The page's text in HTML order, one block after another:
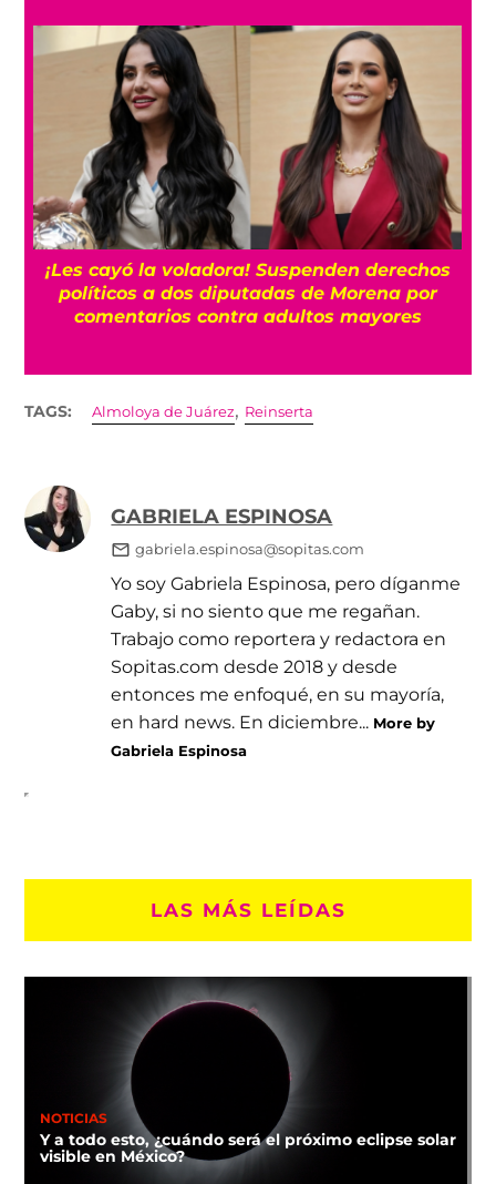
¡Les cayó la voladora! Suspenden derechos
políticos a dos diputadas de Morena por
comentarios contra adultos mayores
TAGS: Almoloya de Juárez, Reinserta
GABRIELA ESPINOSA
gabriela.espinosa@sopitas.com
Yo soy Gabriela Espinosa, pero díganme
Gaby, si no siento que me regañan.
Trabajo como reportera y redactora en
Sopitas.com desde 2018 y desde
entonces me enfoqué, en su mayoría,
en hard news. En diciembre... More by
Gabriela Espinosa
LAS MÁS LEÍDAS
NOTICIAS
Y a todo esto, ¿cuándo será el próximo eclipse solar
visible en México?